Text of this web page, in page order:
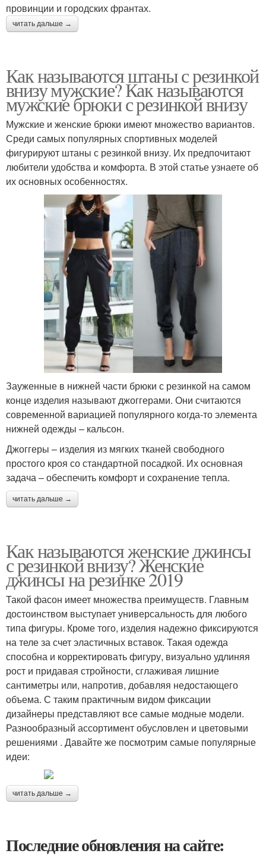
провинции и городских франтах.
читать дальше →
Как называются штаны с резинкой
внизу мужские? Как называются
мужские брюки с резинкой внизу
Мужские и женские брюки имеют множество вариантов.
Среди самых популярных спортивных моделей
фигурируют штаны с резинкой внизу. Их предпочитают
любители удобства и комфорта. В этой статье узнаете об
их основных особенностях.
Зауженные в нижней части брюки с резинкой на самом
конце изделия называют джоггерами. Они считаются
современной вариацией популярного когда-то элемента
нижней одежды – кальсон.
Джоггеры – изделия из мягких тканей свободного
простого кроя со стандартной посадкой. Их основная
задача – обеспечить комфорт и сохранение тепла.
читать дальше →
Как называются женские джинсы
с резинкой внизу? Женские
джинсы на резинке 2019
Такой фасон имеет множества преимуществ. Главным
достоинством выступает универсальность для любого
типа фигуры. Кроме того, изделия надежно фиксируются
на теле за счет эластичных вставок. Такая одежда
способна и корректировать фигуру, визуально удлиняя
рост и придавая стройности, сглаживая лишние
сантиметры или, напротив, добавляя недостающего
объема. С таким практичным видом фиксации
дизайнеры представляют все самые модные модели.
Разнообразный ассортимент обусловлен и цветовыми
решениями . Давайте же посмотрим самые популярные
идеи:
читать дальше →
Последние обновления на сайте: